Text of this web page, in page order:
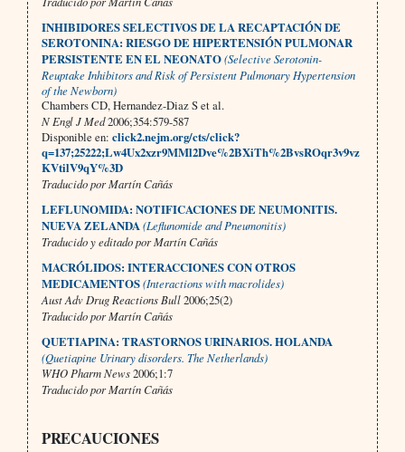
INHIBIDORES SELECTIVOS DE LA RECAPTACIÓN DE
SEROTONINA: RIESGO DE HIPERTENSIÓN PULMONAR
PERSISTENTE EN EL NEONATO(Selective Serotonin-
Reuptake Inhibitors and Risk of Persistent Pulmonary Hypertension
of the Newborn)
Chambers CD, Hernandez-Diaz S et al.
N Engl J Med2006;354:579-587
Disponible en: click2.nejm.org/cts/click?
q=137;25222;Lw4Ux2xzr9MMl2Dve%2BXiTh%2BvsROqr3v9vz
KVtilV9qY%3D
Traducido por Martín Cañás
LEFLUNOMIDA: NOTIFICACIONES DE NEUMONITIS.
NUEVA ZELANDA(Leflunomide and Pneumonitis)
Traducido y editado por Martín Cañás
MACRÓLIDOS: INTERACCIONES CON OTROS
MEDICAMENTOS(Interactions with macrolides)
Aust Adv Drug Reactions Bull2006;25(2)
Traducido por Martín Cañás
QUETIAPINA: TRASTORNOS URINARIOS. HOLANDA
(Quetiapine Urinary disorders. The Netherlands)
WHO Pharm News2006;1:7
Traducido por Martín Cañás
PRECAUCIONES